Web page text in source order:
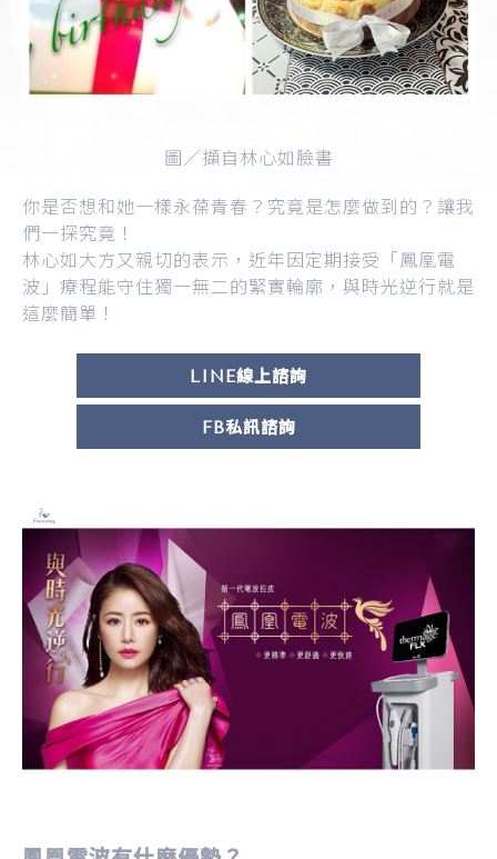
圖／擷自林心如臉書
你是否想和她一樣永葆青春？究竟是怎麼做到的？讓我
們一探究竟！
林心如大方又親切的表示，近年因定期接受「鳳凰電
波」療程能守住獨一無二的緊實輪廓，與時光逆行就是
這麼簡單！
LINE線上諮詢
FB私訊諮詢